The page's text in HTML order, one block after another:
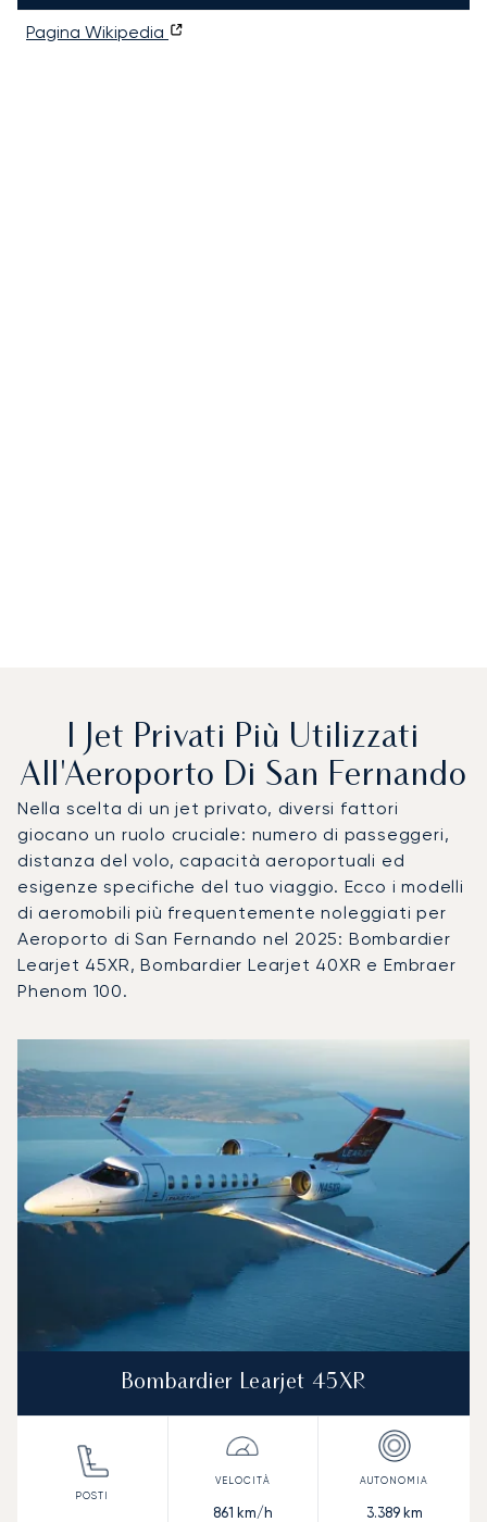
Pagina Wikipedia
I Jet Privati Più Utilizzati
All'Aeroporto Di San Fernando
Nella scelta di un jet privato, diversi fattori
giocano un ruolo cruciale: numero di passeggeri,
distanza del volo, capacità aeroportuali ed
esigenze specifiche del tuo viaggio. Ecco i modelli
di aeromobili più frequentemente noleggiati per
Aeroporto di San Fernando nel 2025: Bombardier
Learjet 45XR, Bombardier Learjet 40XR e Embraer
Phenom 100.
Velocità (km/h)
Velocità (nodi)
Autonomia
Autonomia (NM)
Bombardier Learjet 45XR
861 km/h 3.389km